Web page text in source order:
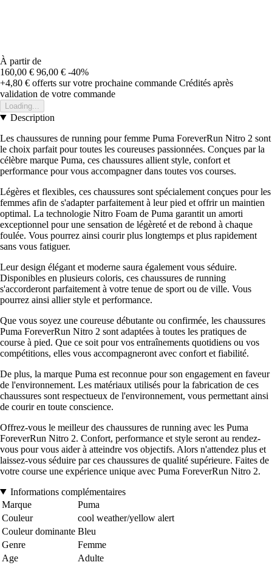
À partir de
160,00 € 96,00 € -40%
+4,80 € offerts sur votre prochaine commande Crédités après
validation de votre commande
Loading...
Description
Les chaussures de running pour femme Puma ForeverRun Nitro 2 sont
le choix parfait pour toutes les coureuses passionnées. Conçues par la
célèbre marque Puma, ces chaussures allient style, confort et
performance pour vous accompagner dans toutes vos courses.
Légères et flexibles, ces chaussures sont spécialement conçues pour les
femmes afin de s'adapter parfaitement à leur pied et offrir un maintien
optimal. La technologie Nitro Foam de Puma garantit un amorti
exceptionnel pour une sensation de légèreté et de rebond à chaque
foulée. Vous pourrez ainsi courir plus longtemps et plus rapidement
sans vous fatiguer.
Leur design élégant et moderne saura également vous séduire.
Disponibles en plusieurs coloris, ces chaussures de running
s'accorderont parfaitement à votre tenue de sport ou de ville. Vous
pourrez ainsi allier style et performance.
Que vous soyez une coureuse débutante ou confirmée, les chaussures
Puma ForeverRun Nitro 2 sont adaptées à toutes les pratiques de
course à pied. Que ce soit pour vos entraînements quotidiens ou vos
compétitions, elles vous accompagneront avec confort et fiabilité.
De plus, la marque Puma est reconnue pour son engagement en faveur
de l'environnement. Les matériaux utilisés pour la fabrication de ces
chaussures sont respectueux de l'environnement, vous permettant ainsi
de courir en toute conscience.
Offrez-vous le meilleur des chaussures de running avec les Puma
ForeverRun Nitro 2. Confort, performance et style seront au rendez-
vous pour vous aider à atteindre vos objectifs. Alors n'attendez plus et
laissez-vous séduire par ces chaussures de qualité supérieure. Faites de
votre course une expérience unique avec Puma ForeverRun Nitro 2.
Informations complémentaires
Marque
Puma
Couleur
cool weather/yellow alert
Couleur dominante Bleu
Genre
Femme
Age
Adulte